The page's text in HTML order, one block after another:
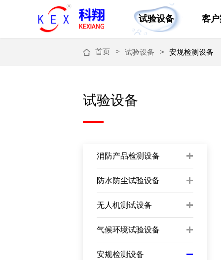
试验设备 客户
首页 试验设备 安规检测设备
试验设备
消防产品检测设备
防水防尘试验设备
无人机测试设备
气候环境试验设备
安规检测设备